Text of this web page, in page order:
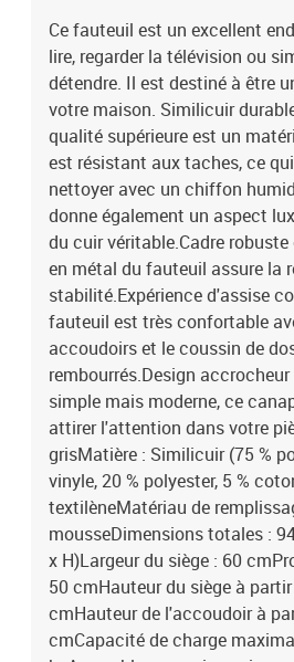
Ce fauteuil est un excellent
lire, regarder la télévision ou
détendre. Il est destiné à être
votre maison. Similicuir
qualité supérieure est un
est résistant aux taches, ce
nettoyer avec un chiffon
donne également un aspect
du cuir véritable.Cadre
en métal du fauteuil assure la
stabilité.Expérience d'assise
fauteuil est très confortable
accoudoirs et le coussin de
rembourrés.Design
simple mais moderne, ce
attirer l'attention dans votre
grisMatière : Similicuir (75 %
vinyle, 20 % polyester, 5 %
textilèneMatériau de
mousseDimensions totales :
x H)Largeur du siège : 60
50 cmHauteur du siège à
cmHauteur de l'accoudoir à
cmCapacité de charge